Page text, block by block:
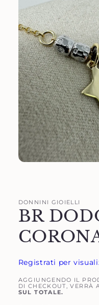
finestra
modale
DONNINI GIOIELLI
BR
Registrati per
AGGIUNGENDO IL
DI CHECKOUT, VERRÀ
SUL TOTALE.